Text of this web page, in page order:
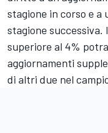
stagione in corso e a
stagione
superiore al 4%
aggiornamenti
di altri due nel